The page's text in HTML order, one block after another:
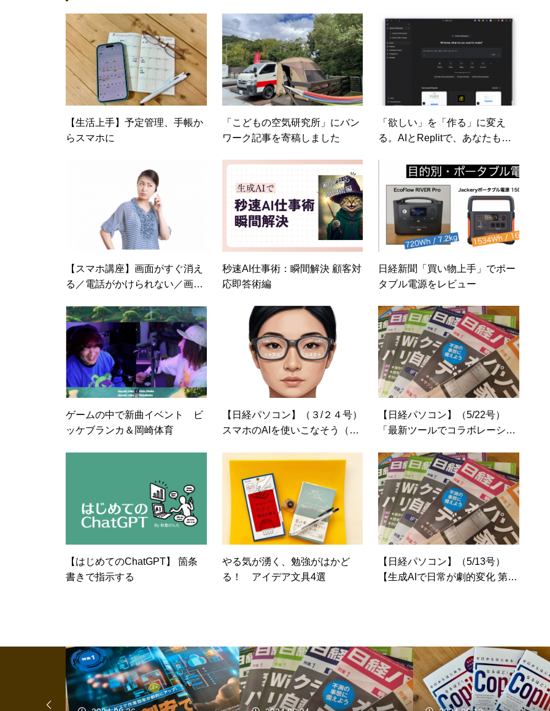
セキュリティなど）、ネットワーク（KVMスイッチ/グループウェア/サーバ/資
産管理/シンクライアント/ホスティングなど）、その他（.NET/BI/カタログ/各
種戦略/導入事例/パートナー取材など）…ほか、多数執筆。●連絡先 メール：
kenta@office-mica.com
【生活上手】予定管理、手帳か
らスマホに
「こどもの空気研究所」にバン
ワーク記事を寄稿しました
「欲しい」を「作る」に変え
る。AIとReplitで、あなたもア
【スマホ講座】画面がすぐ消え
る／電話がかけられない／画面
秒速AI仕事術：瞬間解決 顧客対
応即答術編
日経新聞「買い物上手」でポー
タブル電源をレビュー
ゲームの中で新曲イベント ビ
ッケブランカ＆岡崎体育
【日経パソコン】（３/２４号）
スマホのAIを使いこなそう（第
マホがもっと便利に
【日経パソコン】（5/22号）
「最新ツールでコラボレーショ
【はじめてのChatGPT】 箇条
書きで指示する
やる気が湧く、勉強がはかど
る！ アイデア文具4選
【日経パソコン】（5/13号）
【生成AIで日常が劇的変化 第3